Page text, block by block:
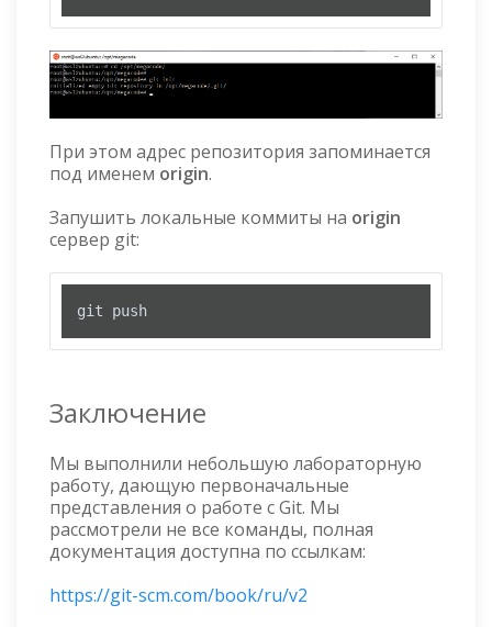
При этом адрес репозитория запоминается
под именем origin.
Запушить локальные коммиты на origin
сервер git:
git push
Заключение
Мы выполнили небольшую лабораторную
работу, дающую первоначальные
представления о работе с Git. Мы
рассмотрели не все команды, полная
документация доступна по ссылкам:
https://git-scm.com/book/ru/v2